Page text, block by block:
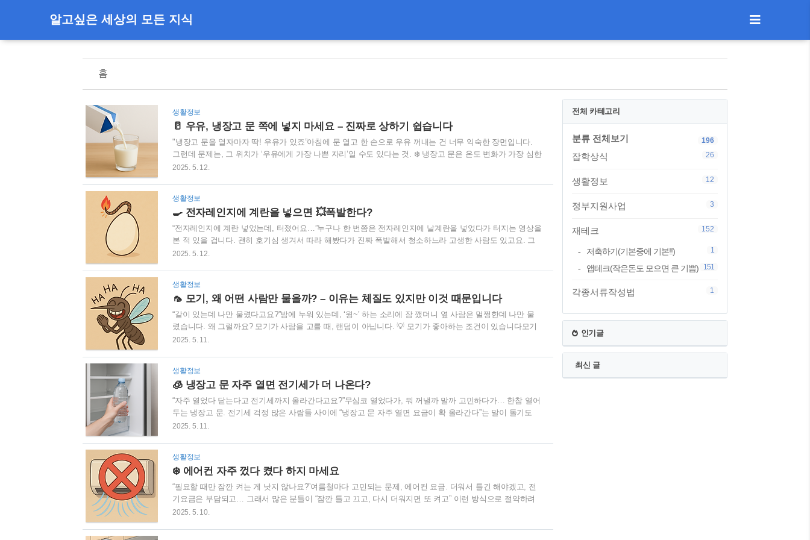
알고싶은 세상의 모든 지식
홈
생활정보
🥛 우유, 냉장고 문 쪽에 넣지 마세요 – 진짜로 상하기 쉽습니다
"냉장고 문을 열자마자 딱! 우유가 있죠”아침에 문 열고 한 손으로 우유 꺼내는 건 너무 익숙한 장면입니다.
그런데 문제는, 그 위치가 ‘우유에게 가장 나쁜 자리’일 수도 있다는 것. ❄️ 냉장고 문은 온도 변화가 가장 심한
구역입니다냉장고는 내부에서도 온도 분포가 다릅니다. 가장 차가운 곳: 내부 깊숙한 칸 (보통 뒷쪽 하단)가
을까요?위치안전도내부 중간 칸 깊숙한 쪽⭐⭐⭐⭐ (가장 안정적)문 쪽 선반⭐ (가장 온도 변동 심함)채소칸⭐⭐
(온도 낮지만 습도 높음 – 비추) 결론: 우..
2025. 5. 12.
생활정보
🍳 전자레인지에 계란을 넣으면 💥폭발한다?
“전자레인지에 계란 넣었는데, 터졌어요…”누구나 한 번쯤은 전자레인지에 날계란을 넣었다가 터지는 영상을
본 적 있을 겁니다. 괜히 호기심 생겨서 따라 해봤다가 진짜 폭발해서 청소하느라 고생한 사람도 있고요. 그
런데 진짜로, 왜 그렇게까지 터질까요? 💥 안 깨진 계란은 내부 압력이 못 빠집니다전자레인지는 음식을 ‘겉
삶은 계란을 데울 때 껍질이 없더라도 터지는 경우도 많습니다. → 내부에 증기 주머니가 생기면 터져요. ✅
안전하게 데우는 방법은?계란 상태안전한 방법날계란절대 전자레인지..
2025. 5. 12.
생활정보
🦟 모기, 왜 어떤 사람만 물을까? – 이유는 체질도 있지만 이것 때문입니다
“같이 있는데 나만 물렸다고요?”밤에 누워 있는데, ‘윙~’ 하는 소리에 잠 깼더니 옆 사람은 멀쩡한데 나만 물
렸습니다. 왜 그럴까요? 모기가 사람을 고를 때, 랜덤이 아닙니다. 💡 모기가 좋아하는 조건이 있습니다모기
는 후각으로 사람을 구분합니다. 특히 이산화탄소 + 땀 냄새 + 체온 + 피부 박테리아 조합을 기준으로 삼습니
는 얘기종종 “O형이 잘 물린다”는 말이 있지만 실험상 그 차이는 크지 않습니다. 결정적인 건 피부 상태와 냄
새 조합입니다.✅ 모기 안 물리는 ..
2025. 5. 11.
생활정보
🧊 냉장고 문 자주 열면 전기세가 더 나온다?
“자주 열었다 닫는다고 전기세까지 올라간다고요?”무심코 열었다가, 뭐 꺼낼까 말까 고민하다가… 한참 열어
두는 냉장고 문. 전기세 걱정 많은 사람들 사이에 “냉장고 문 자주 열면 요금이 확 올라간다”는 말이 돌기도
하죠. 그런데 이건... 절반은 맞고, 절반은 과장된 이야기입니다. ❄️ 문 열면 실제로 냉기가 빠져나갑니다 냉장
지만, 짧게 여닫는 건 그렇게 큰 차이 안 납니다 가전 전문 실험에 따르면 5초 미만으로 자주 여닫는 정도는
거의 영향 없음. 하지만 👉 30초 이상 열어둔다👉 ..
2025. 5. 11.
생활정보
❄️ 에어컨 자주 껐다 켰다 하지 마세요
“필요할 때만 잠깐 켜는 게 낫지 않나요?”여름철마다 고민되는 문제, 에어컨 요금. 더워서 틀긴 해야겠고, 전
기요금은 부담되고… 그래서 많은 분들이 “잠깐 틀고 끄고, 다시 더워지면 또 켜고” 이런 방식으로 절약하려
고 하죠. 그런데 이 방식, 여러분의 에어컨이 어떤 타입이냐에 따라 전혀 다른 결과가 나올 수 있습니다. ⚙️ 인
2025. 5. 10.
전체 카테고리
분류 전체보기 196
잡학상식 26
생활정보 12
정부지원사업 3
재테크 152
저축하기(기본중에 기본!!) 1
앱테크(작은돈도 모으면 큰 기쁨) 151
각종서류작성법 1
인기글
최신 글